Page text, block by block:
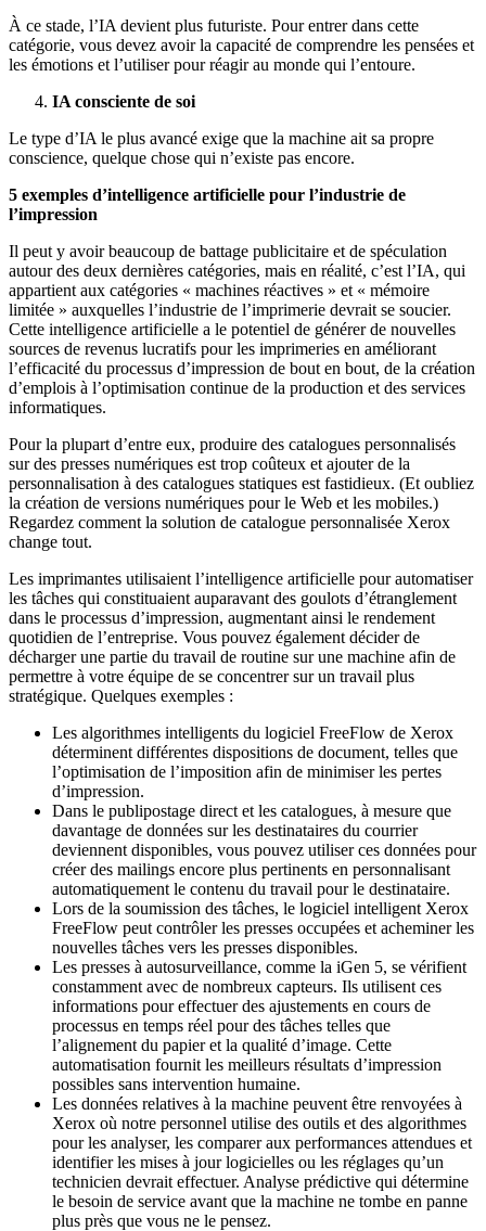
À ce stade, l’IA devient plus futuriste. Pour entrer dans cette
catégorie, vous devez avoir la capacité de comprendre les pensées et
les émotions et l’utiliser pour réagir au monde qui l’entoure.
IA consciente de soi
Le type d’IA le plus avancé exige que la machine ait sa propre
conscience, quelque chose qui n’existe pas encore.
5 exemples d’intelligence artificielle pour l’industrie de
l’impression
Il peut y avoir beaucoup de battage publicitaire et de spéculation
autour des deux dernières catégories, mais en réalité, c’est l’IA, qui
appartient aux catégories « machines réactives » et « mémoire
limitée » auxquelles l’industrie de l’imprimerie devrait se soucier.
Cette intelligence artificielle a le potentiel de générer de nouvelles
sources de revenus lucratifs pour les imprimeries en améliorant
l’efficacité du processus d’impression de bout en bout, de la création
d’emplois à l’optimisation continue de la production et des services
informatiques.
Pour la plupart d’entre eux, produire des catalogues personnalisés
sur des presses numériques est trop coûteux et ajouter de la
personnalisation à des catalogues statiques est fastidieux. (Et oubliez
la création de versions numériques pour le Web et les mobiles.)
Regardez comment la solution de catalogue personnalisée Xerox
change tout.
Les imprimantes utilisaient l’intelligence artificielle pour automatiser
les tâches qui constituaient auparavant des goulots d’étranglement
dans le processus d’impression, augmentant ainsi le rendement
quotidien de l’entreprise. Vous pouvez également décider de
décharger une partie du travail de routine sur une machine afin de
permettre à votre équipe de se concentrer sur un travail plus
stratégique. Quelques exemples :
Les algorithmes intelligents du logiciel FreeFlow de Xerox
déterminent différentes dispositions de document, telles que
l’optimisation de l’imposition afin de minimiser les pertes
d’impression.
Dans le publipostage direct et les catalogues, à mesure que
davantage de données sur les destinataires du courrier
deviennent disponibles, vous pouvez utiliser ces données pour
créer des mailings encore plus pertinents en personnalisant
automatiquement le contenu du travail pour le destinataire.
Lors de la soumission des tâches, le logiciel intelligent Xerox
FreeFlow peut contrôler les presses occupées et acheminer les
nouvelles tâches vers les presses disponibles.
Les presses à autosurveillance, comme la iGen 5, se vérifient
constamment avec de nombreux capteurs. Ils utilisent ces
informations pour effectuer des ajustements en cours de
processus en temps réel pour des tâches telles que
l’alignement du papier et la qualité d’image. Cette
automatisation fournit les meilleurs résultats d’impression
possibles sans intervention humaine.
Les données relatives à la machine peuvent être renvoyées à
Xerox où notre personnel utilise des outils et des algorithmes
pour les analyser, les comparer aux performances attendues et
identifier les mises à jour logicielles ou les réglages qu’un
technicien devrait effectuer. Analyse prédictive qui détermine
le besoin de service avant que la machine ne tombe en panne
plus près que vous ne le pensez.